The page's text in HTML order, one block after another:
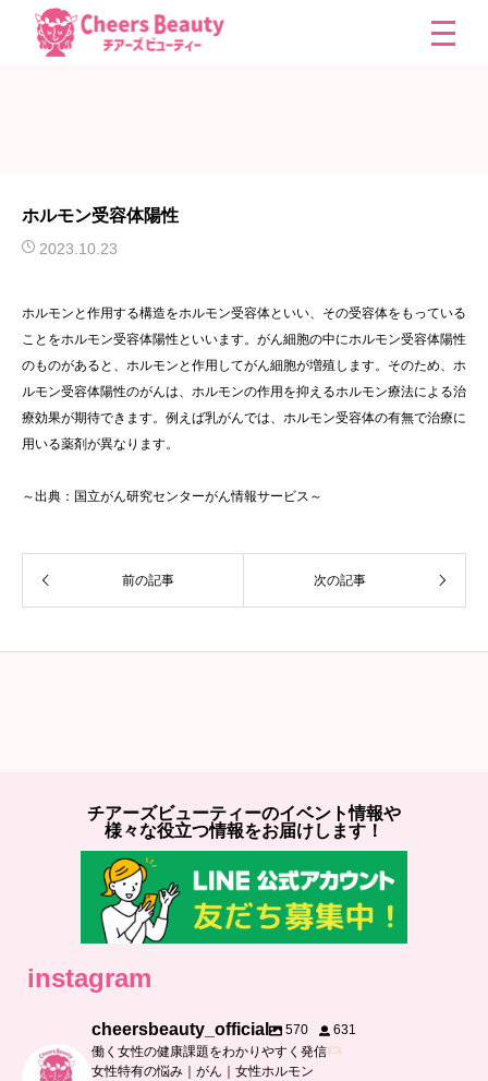
ホルモン受容体陽性
2023.10.23
ホルモンと作用する構造をホルモン受容体といい、その受容体をもっている
ことをホルモン受容体陽性といいます。がん細胞の中にホルモン受容体陽性
のものがあると、ホルモンと作用してがん細胞が増殖します。そのため、ホ
ルモン受容体陽性のがんは、ホルモンの作用を抑えるホルモン療法による治
療効果が期待できます。例えば乳がんでは、ホルモン受容体の有無で治療に
用いる薬剤が異なります。
～出典：国立がん研究センターがん情報サービス～
前の記事 次の記事
チアーズビューティーのイベント情報や
様々な役立つ情報をお届けします！
instagram
cheersbeauty_official 570
631
働く女性の健康課題をわかりやすく発信
女性特有の悩み｜がん｜女性ホルモン